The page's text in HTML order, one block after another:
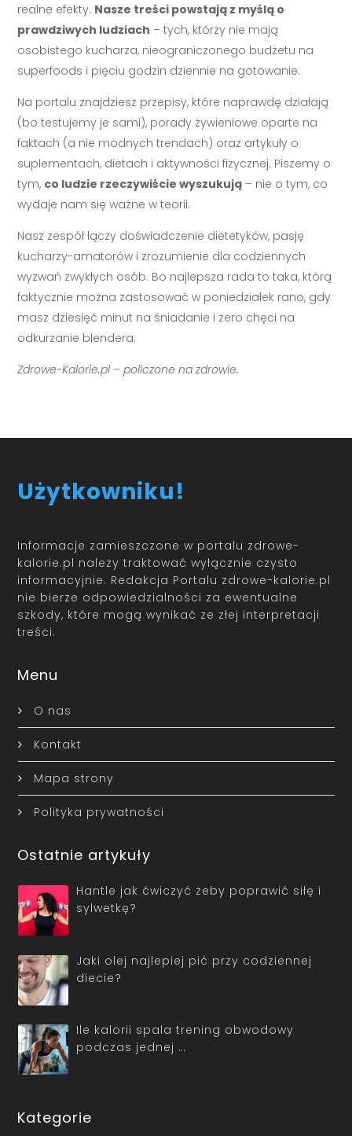
realne efekty. Nasze treści powstają z myślą o
prawdziwych ludziach – tych, którzy nie mają
osobistego kucharza, nieograniczonego budżetu na
superfoods i pięciu godzin dziennie na gotowanie.
Na portalu znajdziesz przepisy, które naprawdę działają
(bo testujemy je sami), porady żywieniowe oparte na
faktach (a nie modnych trendach) oraz artykuły o
suplementach, dietach i aktywności fizycznej. Piszemy o
tym, co ludzie rzeczywiście wyszukują – nie o tym, co
wydaje nam się ważne w teorii.
Nasz zespół łączy doświadczenie dietetyków, pasję
kucharzy-amatorów i zrozumienie dla codziennych
wyzwań zwykłych osób. Bo najlepsza rada to taka, którą
faktycznie można zastosować w poniedziałek rano, gdy
masz dziesięć minut na śniadanie i zero chęci na
odkurzanie blendera.
Zdrowe-Kalorie.pl – policzone na zdrowie.
Użytkowniku!
Informacje zamieszczone w portalu zdrowe-
kalorie.pl należy traktować wyłącznie czysto
informacyjnie. Redakcja Portalu zdrowe-kalorie.pl
nie bierze odpowiedzialności za ewentualne
szkody, które mogą wynikać ze złej interpretacji
treści.
Menu
O nas
Kontakt
Mapa strony
Polityka prywatności
Ostatnie artykuły
Hantle jak ćwiczyć żeby poprawić siłę i
sylwetkę?
Jaki olej najlepiej pić przy codziennej
diecie?
Ile kalorii spala trening obwodowy
podczas jednej …
Kategorie